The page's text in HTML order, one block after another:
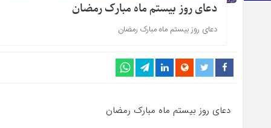
دعای روز بیستم ماه مبارک رمضان
دعای روز بیستم ماه مبارک رمضان
دعای روز بیستم ماه مبارک رمضان